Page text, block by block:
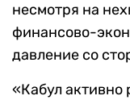
несмотря на
финансово-
давление со
«Кабул активно